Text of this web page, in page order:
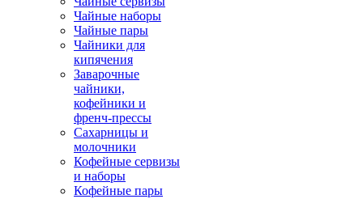
Чайные наборы
Чайные пары
Чайники для
кипячения
Заварочные
чайники,
кофейники и
френч-прессы
Сахарницы и
молочники
Кофейные сервизы
и наборы
Кофейные пары